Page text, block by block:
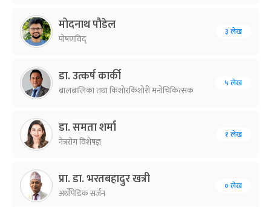
मोदनाथ पौडेल
पोषणविद्
३ लेख
डा. उत्कर्ष कार्की
बालबालिका तथा किशोरकिशोरी मनोचिकित्सक
५ लेख
डा. समता शर्मा
नेत्ररोग विशेषज्ञ
१ लेख
प्रा. डा. भरतबहादुर खत्री
अर्थोपेडिक सर्जन
० लेख